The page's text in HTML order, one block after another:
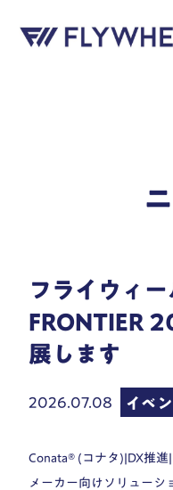
フライウィ
FRONTIER
展します
2026.07.08 イベン
Conata® (コナタ)|DX推進|
メーカー向けソリューシ